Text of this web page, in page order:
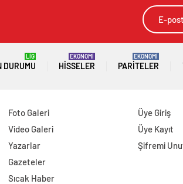
DURUMU
LİG
HISSELER
EKONOMİ
PARITELER
EKONOMİ
Foto Galeri
Video Galeri
Yazarlar
Gazeteler
Sıcak Haber
Üye Giriş
Üye Kayıt
Şifremi